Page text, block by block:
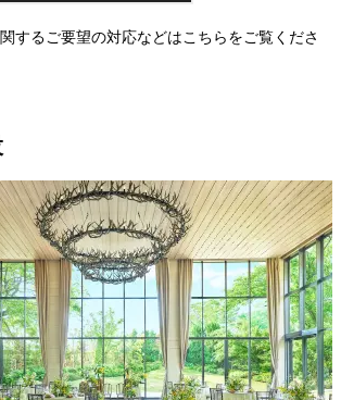
するご要望の対応などはこちらをご覧くださ